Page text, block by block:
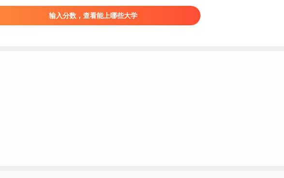
捷高效，乘坐滨海快线可直达长乐文岭站，步行数分钟即可抵校，为师生学习生活
输入分数，查看能上哪些大学